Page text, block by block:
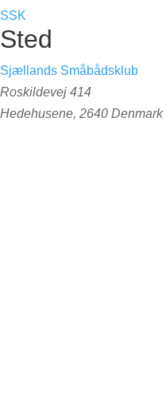
SSK
Sted
Sjællands Småbådsklub
Roskildevej 414
Hedehusene, 2640 Denmark